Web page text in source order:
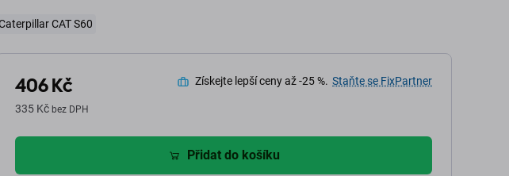
CAT S60
406 Kč
335 Kč bez DPH
Získejte lepší ceny až -25 %. Staňte se FixPartner
Přidat do košíku